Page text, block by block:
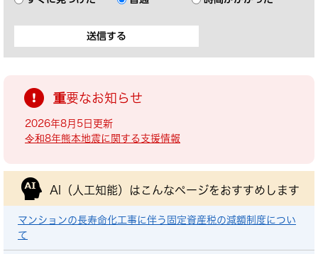
重要なお知らせ
2026年8月5日更新
令和8年熊本地震に関する支援情報
AI（人工知能）は こんなページをおすすめします
マンションの長寿命化工事に伴う固定資産税の減額制度につい
て